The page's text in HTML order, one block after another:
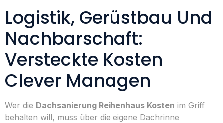
Logistik, Gerüstbau Und
Nachbarschaft:
Versteckte Kosten
Clever Managen
Wer die Dachsanierung Reihenhaus Kosten im Griff
behalten will, muss über die eigene Dachrinne